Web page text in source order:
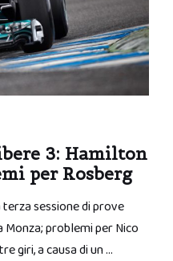
3: Hamilton
per Rosberg
sessione di prove
Monza; problemi per Nico
giri, a causa di un …